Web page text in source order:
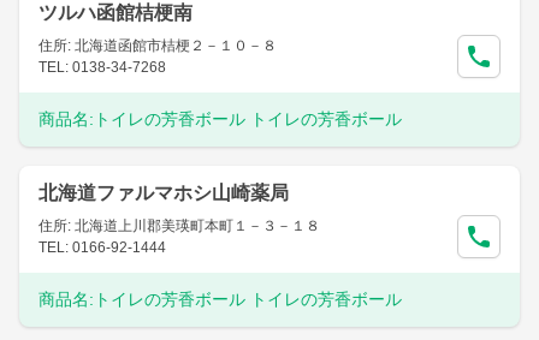
ツルハ函館桔梗南
住所: 北海道函館市桔梗２－１０－８
TEL: 0138-34-7268
商品名: トイレの芳香ボール トイレの芳香ボール
北海道ファルマホシ山崎薬局
住所: 北海道上川郡美瑛町本町１－３－１８
TEL: 0166-92-1444
商品名: トイレの芳香ボール トイレの芳香ボール